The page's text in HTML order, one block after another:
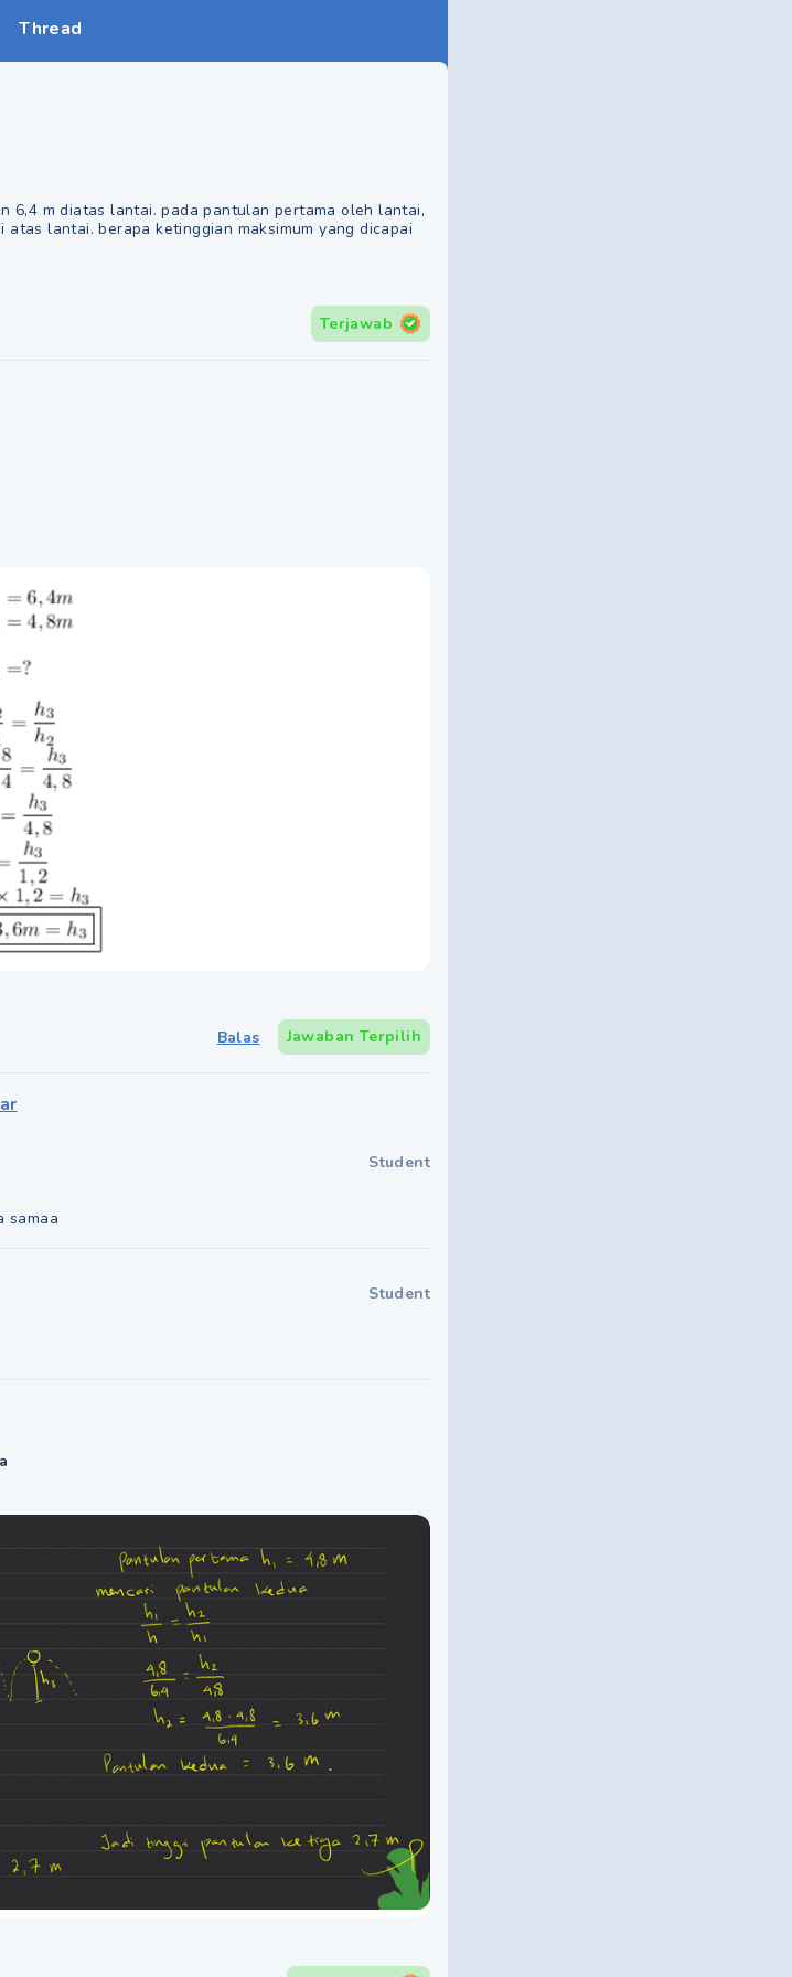
Thread
6,4 m diatas lantai. pada pantulan pertama oleh lantai,
atas lantai. berapa ketinggian maksimum yang dicapai
Terjawab
Balas Jawaban Terpilih
Student
samaa
Student